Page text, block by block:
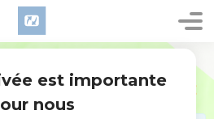
été élevée jusqu'au ciel, tu seras
si les miracles qui ont été faits
faits à Sodome, elle subsisterait
que le sort du pays de Sodome
est importante
nous